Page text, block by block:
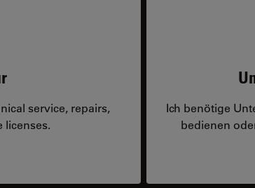
service, repairs,
licenses.
Ich benötige
bedienen